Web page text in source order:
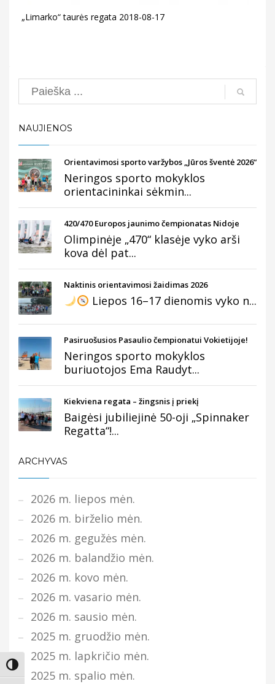
Įjungti didesnį kontrastą
„Limarko“ taurės regata 2018-08-17
Search
NAUJIENOS
Orientavimosi sporto varžybos „Jūros šventė 2026“
Neringos sporto mokyklos
orientacininkai sėkmin...
420/470 Europos jaunimo čempionatas Nidoje
Olimpinėje „470“ klasėje vyko arši
kova dėl pat...
Naktinis orientavimosi žaidimas 2026
Liepos 16–17 dienomis vyko n...
Pasiruošusios Pasaulio čempionatui Vokietijoje!
Neringos sporto mokyklos
buriuotojos Ema Raudyt...
Kiekviena regata – žingsnis į priekį
Baigėsi jubiliejinė 50-oji „Spinnaker
Regatta“!...
ARCHYVAS
2026 m. liepos mėn.
2026 m. birželio mėn.
2026 m. gegužės mėn.
2026 m. balandžio mėn.
2026 m. kovo mėn.
2026 m. vasario mėn.
2026 m. sausio mėn.
2025 m. gruodžio mėn.
2025 m. lapkričio mėn.
2025 m. spalio mėn.